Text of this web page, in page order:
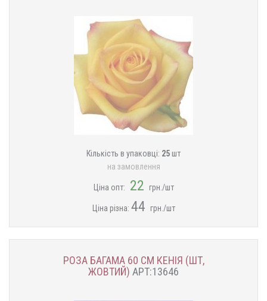
Кількість в упаковці: 25 шт
на замовлення
Ціна опт: 22 грн./шт
Ціна різна: 44 грн./шт
РОЗА БАГАМА 60 СМ КЕНІЯ (ШТ,
ЖОВТИЙ) АРТ:13646